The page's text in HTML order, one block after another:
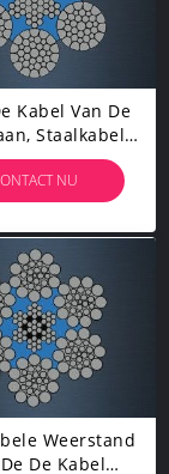
Kabel Van De
Staalkabel 6
Bundel Legt
Roterende
NU
Weerstand
De Kabel